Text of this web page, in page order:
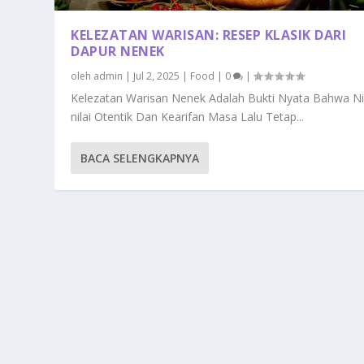
KELEZATAN WARISAN: RESEP KLASIK DARI
DAPUR NENEK
oleh admin | Jul 2, 2025 | Food | 0 |
Kelezatan Warisan Nenek Adalah Bukti Nyata Bahwa
nilai Otentik Dan Kearifan Masa Lalu Tetap...
BACA SELENGKAPNYA